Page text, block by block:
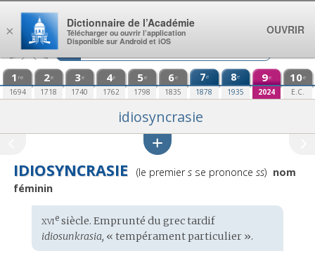
Aller au contenu
1 re
1694
2e
1718
3e
1740
4e
1762
5e
1798
6e
1835
7e
1878
8e
1935
9e
2024
10e
E.C.
idiosyncrasie
IDIOSYNCRASIE
Prononciation
(le premiersse prononce ss) nom
féminin
Étymologie
:
xviesiècle. Emprunté du grec tardif
idiosunkrasia, « tempérament particulier ».
×
Dictionnaire de l’Académie
Télécharger ou ouvrir l’application
Disponible sur Android et iOS
OUVRIR